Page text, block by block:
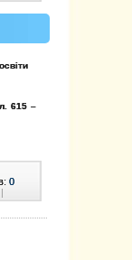
615 –
0
|